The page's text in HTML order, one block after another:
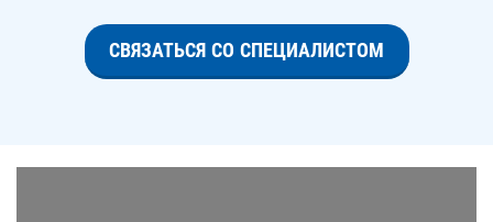
СВЯЗАТЬСЯ СО СПЕЦИАЛИСТОМ